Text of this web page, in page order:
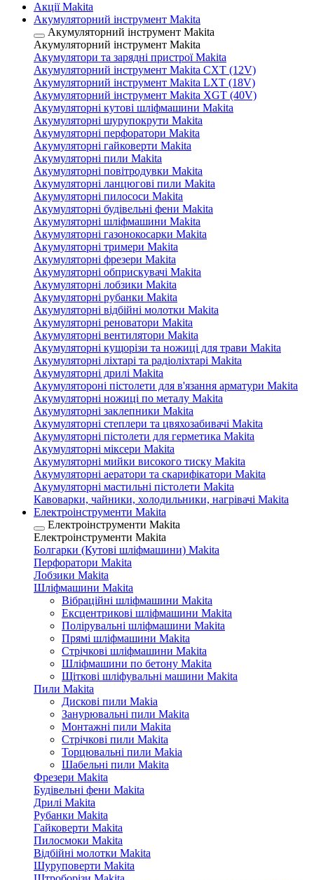
Акції Makita
Акумуляторний інструмент Makita
Акумуляторний інструмент Makita
Акумуляторний інструмент Makita
Акумулятори та зарядні пристрої Makita
Акумуляторний інструмент Makita CXT (12V)
Акумуляторний інструмент Makita LXT (18V)
Акумуляторний інструмент Makita XGT (40V)
Акумуляторні кутові шліфмашини Makita
Акумуляторні шурупокрути Makita
Акумуляторні перфоратори Makita
Акумуляторні гайковерти Makita
Акумуляторні пили Makita
Акумуляторні повітродувки Makita
Акумуляторні ланцюгові пили Makita
Акумуляторні пилососи Makita
Акумуляторні будівельні фени Makita
Акумуляторні шліфмашини Makita
Акумуляторні газонокосарки Makita
Акумуляторні тримери Makita
Акумуляторні фрезери Makita
Акумуляторні обприскувачі Makita
Акумуляторні лобзики Makita
Акумуляторні рубанки Makita
Акумуляторні відбійні молотки Makita
Акумуляторні реноватори Makita
Акумуляторні вентилятори Makita
Акумуляторні кущорізи та ножиці для трави Makita
Акумуляторні ліхтарі та радіоліхтарі Makita
Акумуляторні дрилі Makita
Акумулятороні пістолети для в'язання арматури Makita
Акумуляторні ножиці по металу Makita
Акумуляторні заклепники Makita
Акумуляторні степлери та цвяхозабивачі Makita
Акумуляторні пістолети для герметика Makita
Акумуляторні міксери Makita
Акумуляторні мийки високого тиску Makita
Акумуляторні аератори та скарифікатори Makita
Акумуляторні мастильні пістолети Makita
Кавоварки, чайники, холодильники, нагрівачі Makita
Електроінструменти Makita
Електроінструменти Makita
Електроінструменти Makita
Болгарки (Кутові шліфмашини) Makita
Перфоратори Makita
Лобзики Makita
Шліфмашини Makita
Вібраційні шліфмашини Makita
Ексцентрикові шліфмашини Makita
Полірувальні шліфмашини Makita
Прямі шліфмашини Makita
Стрічкові шліфмашини Makita
Шліфмашини по бетону Makita
Щіткові шліфувальні машини Makita
Пили Makita
Дискові пили Makia
Занурювальні пили Makita
Монтажні пили Makita
Стрічкові пили Makita
Торцювальні пили Makia
Шабельні пили Makita
Фрезери Makita
Будівельні фени Makita
Дрилі Makita
Рубанки Makita
Гайковерти Makita
Пилосмоки Makita
Відбійні молотки Makita
Шуруповерти Makita